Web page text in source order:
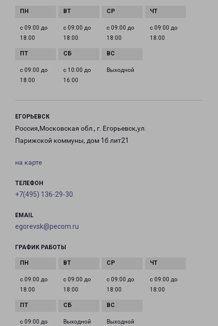
с 09:00 до
18:00
с 09:00 до
18:00
с 09:00 до
18:00
с 09:00 до
18:00
с 09:00 до
18:00
с 10:00 до
16:00
Выходной
ЕГОРЬЕВСК
Россия,Московская обл., г. Егорьевск,ул.
Парижской коммуны, дом 1б лит21
на карте
ТЕЛЕФОН
+7(495) 136-29-30
EMAIL
egorevsk@pecom.ru
ГРАФИК РАБОТЫ
с 09:00 до
18:00
с 09:00 до
18:00
с 09:00 до
18:00
с 09:00 до
18:00
с 09:00 до
Выходной Выходной